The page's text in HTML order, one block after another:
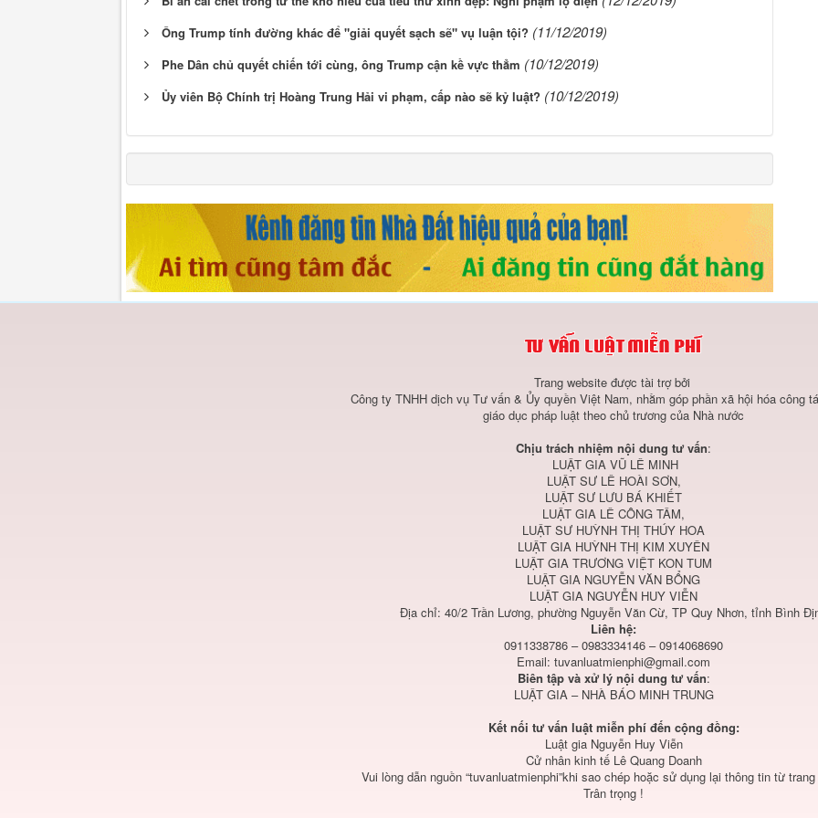
Ông Trump tính đường khác để "giải quyết sạch sẽ" vụ luận tội? (11/12/2019)
Phe Dân chủ quyết chiến tới cùng, ông Trump cận kề vực thẳm (10/12/2019)
Ủy viên Bộ Chính trị Hoàng Trung Hải vi phạm, cấp nào sẽ kỷ luật? (10/12/2019)
Trang website được tài trợ bởi
Công ty TNHH dịch vụ Tư vấn & Ủy quyền Việt Nam, nhằm góp phần xã hội hóa công
giáo dục pháp luật theo chủ trương của Nhà nước
Chịu trách nhiệm nội dung tư vấn:
LUẬT GIA VŨ LÊ MINH
LUẬT SƯ LÊ HOÀI SƠN,
LUẬT SƯ LƯU BÁ KHIẾT
LUẬT GIA LÊ CÔNG TÂM,
LUẬT SƯ HUỲNH THỊ THÚY HOA
LUẬT GIA HUỲNH THỊ KIM XUYÊN
LUẬT GIA TRƯƠNG VIỆT KON TUM
LUẬT GIA NGUYỄN VĂN BỔNG
LUẬT GIA NGUYỄN HUY VIỄN
Địa chỉ: 40/2 Trần Lương, phường Nguyễn Văn Cừ, TP Quy Nhơn, tỉnh Bình
Liên hệ:
0911338786 – 0983334146 – 0914068690
Email: tuvanluatmienphi@gmail.com
Biên tập và xử lý nội dung tư vấn:
LUẬT GIA – NHÀ BÁO MINH TRUNG
Kết nối tư vấn luật miễn phí đến cộng đồng:
Luật gia Nguyễn Huy Viễn
Cử nhân kinh tế Lê Quang Doanh
Vui lòng dẫn nguồn “tuvanluatmienphi”khi sao chép hoặc sử dụng lại thông tin từ
Trân trọng !